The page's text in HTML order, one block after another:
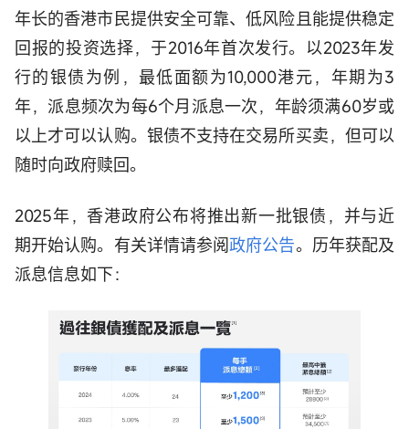
年长的香港市民提供安全可靠、低风险且能提供稳定
回报的投资选择，于2016年首次发行。以2023年发
行的银债为例，最低面额为10,000港元，年期为3
年，派息频次为每6个月派息一次，年龄须满60岁或
以上才可以认购。银债不支持在交易所买卖，但可以
随时向政府赎回。
2025年，香港政府公布将推出新一批银债，并与近
期开始认购。有关详情请参阅政府公告。历年获配及
派息信息如下：